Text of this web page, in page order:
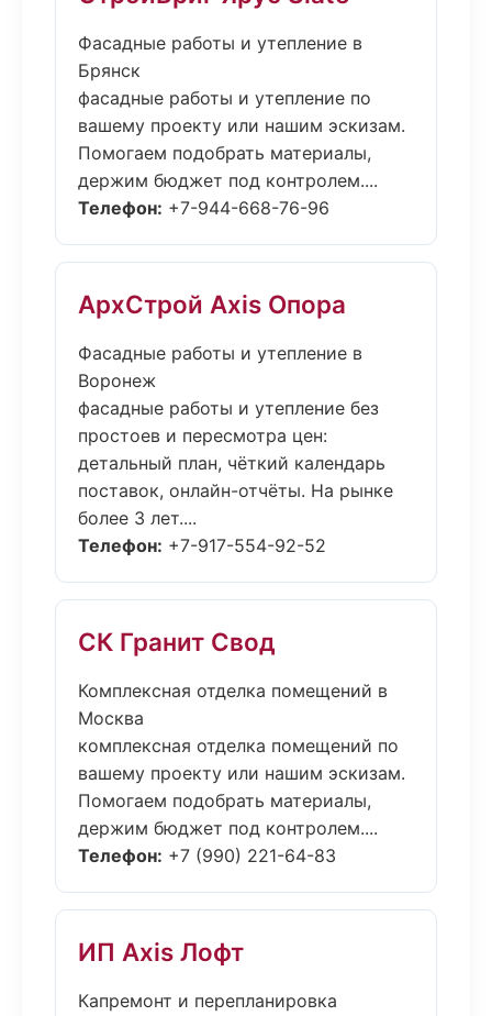
Фасадные работы и утепление в
Брянск
фасадные работы и утепление по
вашему проекту или нашим эскизам.
Помогаем подобрать материалы,
держим бюджет под контролем....
Телефон: +7-944-668-76-96
АрхСтрой Axis Опора
Фасадные работы и утепление в
Воронеж
фасадные работы и утепление без
простоев и пересмотра цен:
детальный план, чёткий календарь
поставок, онлайн-отчёты. На рынке
более 3 лет....
Телефон: +7-917-554-92-52
СК Гранит Свод
Комплексная отделка помещений в
Москва
комплексная отделка помещений по
вашему проекту или нашим эскизам.
Помогаем подобрать материалы,
держим бюджет под контролем....
Телефон: +7 (990) 221-64-83
ИП Axis Лофт
Капремонт и перепланировка